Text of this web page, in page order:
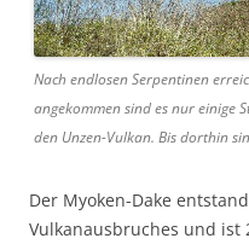
Nach endlosen Serpentinen
angekommen sind es nur einige
den Unzen-Vulkan. Bis dorthin
Der Myoken-Dake
Vulkanausbruches und ist